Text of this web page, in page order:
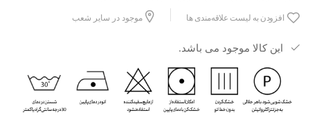
مقاوم در برابر آب و کلر، مناسب برای استفاده طولانی‌مدت
هر بار شنای خود لذت ببرید.
افزودن به لیست علاقه‌مندی ها موجود در سایر شعب
این کالا موجود می باشد.